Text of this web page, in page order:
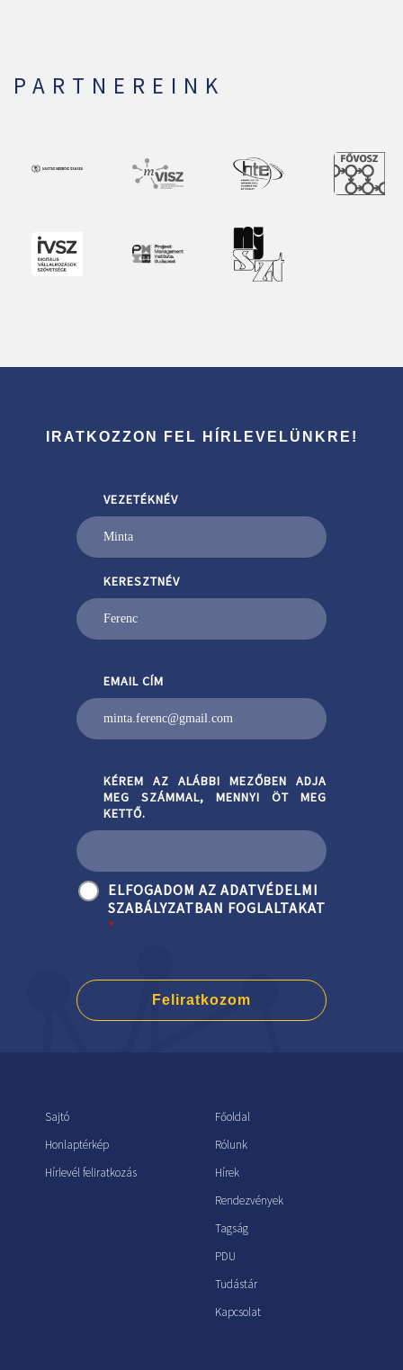
PARTNEREINK
IRATKOZZON FEL HÍRLEVELÜNKRE!
VEZETÉKNÉV
KERESZTNÉV
EMAIL CÍM
KÉREM AZ ALÁBBI MEZŐBEN ADJA
MEG SZÁMMAL, MENNYI ÖT MEG
KETTŐ.
ELFOGADOM AZ ADATVÉDELMI
SZABÁLYZATBAN FOGLALTAKAT
*
Feliratkozom
Sajtó
Honlaptérkép
Hírlevél feliratkozás
Főoldal
Rólunk
Hírek
Rendezvények
Tagság
PDU
Tudástár
Kapcsolat